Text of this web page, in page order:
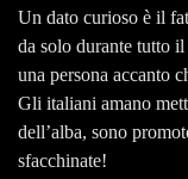
Un dato curioso è il
da solo durante tutto
una persona accanto
Gli italiani amano
dell’alba, sono
sfacchinate!